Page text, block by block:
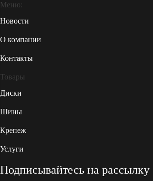
Меню:
Новости
О компании
Контакты
Товары
Диски
Шины
Крепеж
Услуги
Подписывайтесь на рассылку